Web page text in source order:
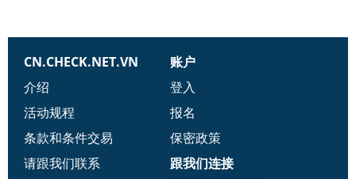
CN.CHECK.NET.VN
介绍
活动规程
条款和条件交易
请跟我们联系
账户
登入
报名
保密政策
跟我们连接